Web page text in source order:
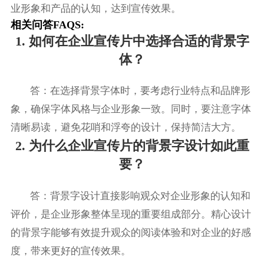
业形象和产品的认知，达到宣传效果。
相关问答FAQS:
1. 如何在企业宣传片中选择合适的背景字
体？
答：在选择背景字体时，要考虑行业特点和品牌形
象，确保字体风格与企业形象一致。同时，要注意字体
清晰易读，避免花哨和浮夸的设计，保持简洁大方。
2. 为什么企业宣传片的背景字设计如此重
要？
答：背景字设计直接影响观众对企业形象的认知和
评价，是企业形象整体呈现的重要组成部分。精心设计
的背景字能够有效提升观众的阅读体验和对企业的好感
度，带来更好的宣传效果。